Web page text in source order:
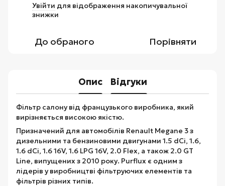
Увійти для відображення накопичувальної
знижки
До обраного Порівняти
Опис Відгуки
Фільтр салону від французького виробника, який
вирізняється високою якістю.
Призначений для автомобілів Renault Megane 3 з
дизельними та бензиновими двигунами 1.5 dCi, 1.6,
1.6 dCi, 1.6 16V, 1.6 LPG 16V, 2.0 Flex, а також 2.0 GT
Line, випущених з 2010 року. Purflux є одним з
лідерів у виробництві фільтруючих елементів та
фільтрів різних типів.